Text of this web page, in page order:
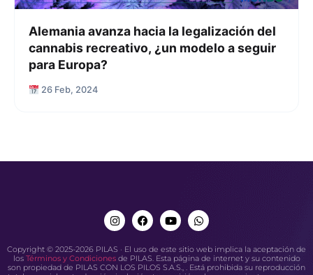
Alemania avanza hacia la legalización del
cannabis recreativo, ¿un modelo a seguir
para Europa?
26 Feb, 2024
Copyright © 2025-2026 PILAS · El uso de este sitio web implica la aceptación de
los Términos y Condicionesde PILAS. Esta página de internet y su contenido
son propiedad de PILAS CON LOS PILOS S.A.S., . Está prohibida su reproducción